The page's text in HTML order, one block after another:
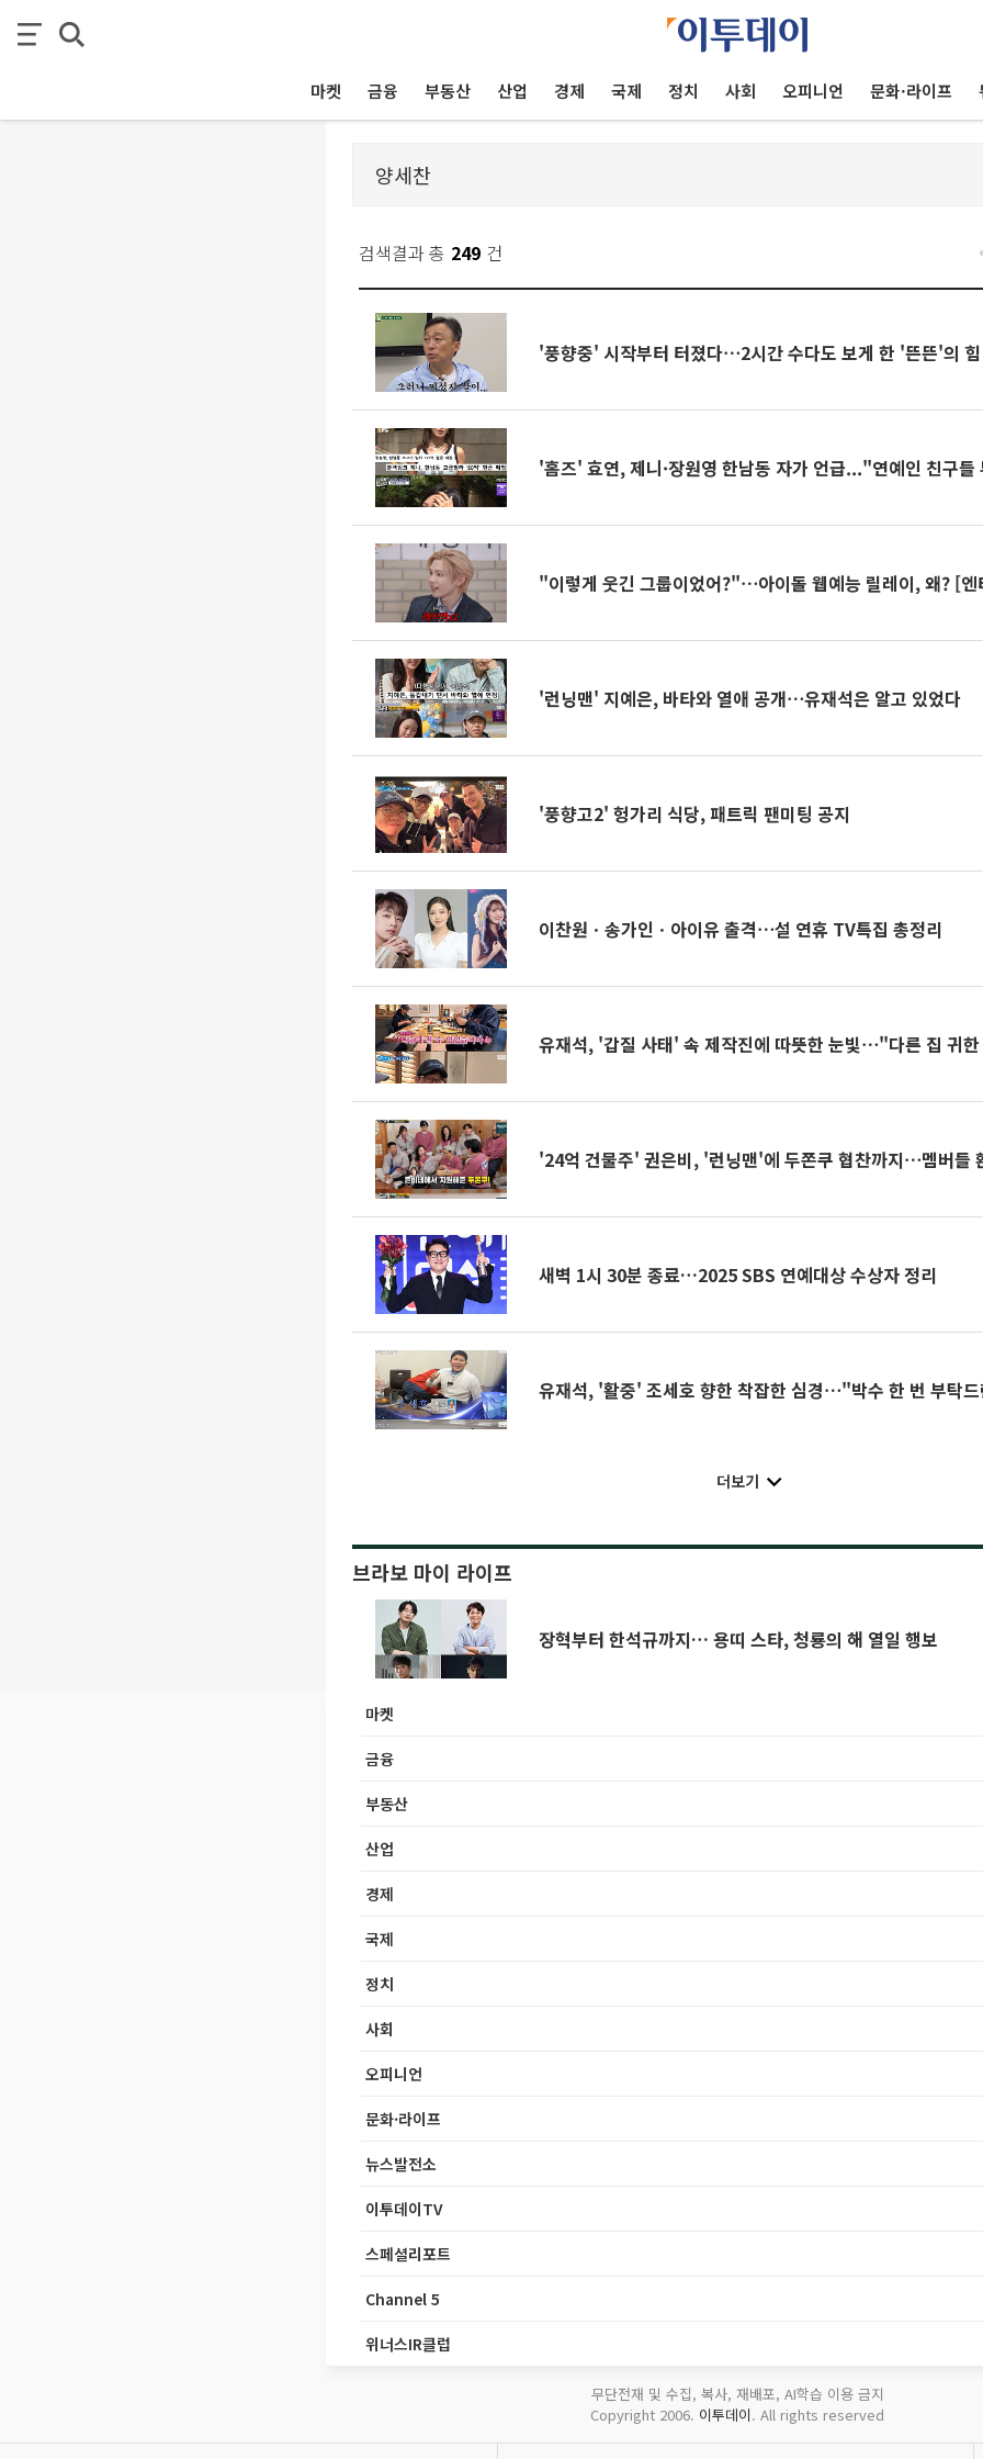
마켓 금융 부동산 산업 경제 국제 정치 사회 오피니언 문화·라이프
검색결과 총 249 건
'풍향중' 시작부터 터졌다⋯2시간 수다도 보게 한 '뜬뜬'의
'홈즈' 효연, 제니·장원영 한남동 자가 언급..."연예인 친구
"이렇게 웃긴 그룹이었어?"⋯아이돌 웹예능 릴레이, 왜? [
'런닝맨' 지예은, 바타와 열애 공개⋯유재석은 알고 있었다
'풍향고2' 헝가리 식당, 패트릭 팬미팅 공지
이찬원ㆍ송가인ㆍ아이유 출격⋯설 연휴 TV특집 총정리
유재석, '갑질 사태' 속 제작진에 따뜻한 눈빛⋯"다른 집 귀
'24억 건물주' 권은비, '런닝맨'에 두쫀쿠 협찬까지⋯멤버들
새벽 1시 30분 종료…2025 SBS 연예대상 수상자 정리
유재석, '활중' 조세호 향한 착잡한 심경⋯"박수 한 번 부탁
더보기
브라보 마이 라이프
장혁부터 한석규까지… 용띠 스타, 청룡의 해 열일 행보
마켓
금융
부동산
산업
경제
국제
정치
사회
오피니언
문화·라이프
뉴스발전소
이투데이TV
스페셜리포트
Channel 5
위너스IR클럽
무단전재 및 수집, 복사, 재배포, AI학습 이용 금지
Copyright 2006. 이투데이. All rights reserved